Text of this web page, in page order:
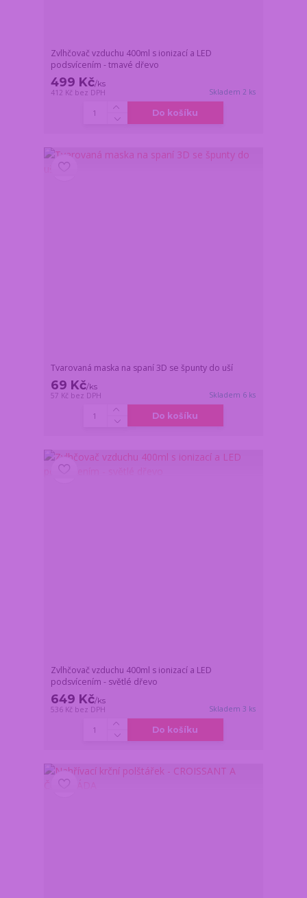
Zvlhčovač vzduchu 400ml s ionizací a LED
podsvícením - tmavé dřevo
499 Kč/ks
412 Kč bez DPH Skladem 2 ks
Do košíku
Tvarovaná maska na spaní 3D se špunty do uší
69 Kč/ks
57 Kč bez DPH Skladem 6 ks
Do košíku
Zvlhčovač vzduchu 400ml s ionizací a LED
podsvícením - světlé dřevo
649 Kč/ks
536 Kč bez DPH Skladem 3 ks
Do košíku